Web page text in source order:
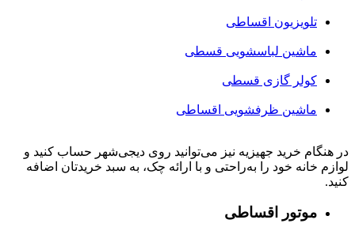
تلویزیون اقساطی
ماشین لباسشویی قسطی
کولر گازی قسطی
ماشین ظرفشویی اقساطی
در هنگام خرید جهیزیه نیز می‌توانید روی دیجی‌شهر حساب کنید و
لوازم خانه خود را به‌راحتی و با ارائه چک، به سبد خریدتان اضافه
کنید.
موتور اقساطی